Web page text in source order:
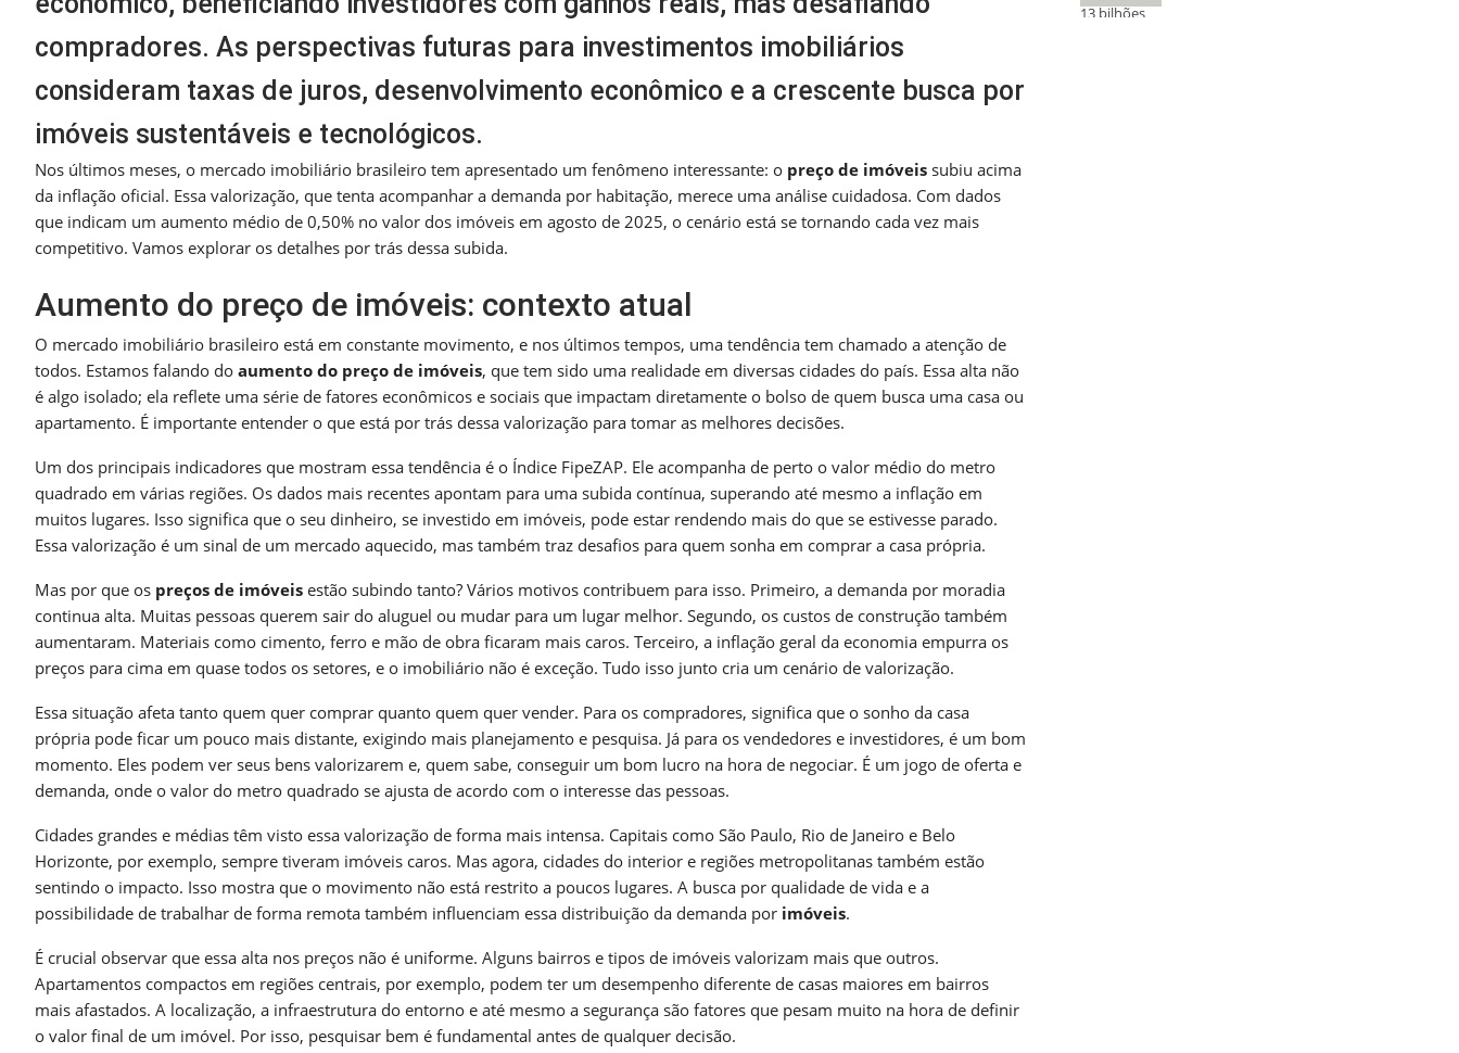
compradores. As perspectivas futuras para investimentos imobiliários
consideram taxas de juros, desenvolvimento econômico e a crescente busca por
imóveis sustentáveis e tecnológicos.
Nos últimos meses, o mercado imobiliário brasileiro tem apresentado um fenômeno interessante: o preço de imóveis subiu acima
da inflação oficial. Essa valorização, que tenta acompanhar a demanda por habitação, merece uma análise cuidadosa. Com dados
que indicam um aumento médio de 0,50% no valor dos imóveis em agosto de 2025, o cenário está se tornando cada vez mais
competitivo. Vamos explorar os detalhes por trás dessa subida.
Aumento do preço de imóveis: contexto atual
O mercado imobiliário brasileiro está em constante movimento, e nos últimos tempos, uma tendência tem chamado a atenção de
todos. Estamos falando do aumento do preço de imóveis, que tem sido uma realidade em diversas cidades do país. Essa alta não
é algo isolado; ela reflete uma série de fatores econômicos e sociais que impactam diretamente o bolso de quem busca uma casa ou
apartamento. É importante entender o que está por trás dessa valorização para tomar as melhores decisões.
Um dos principais indicadores que mostram essa tendência é o Índice FipeZAP. Ele acompanha de perto o valor médio do metro
quadrado em várias regiões. Os dados mais recentes apontam para uma subida contínua, superando até mesmo a inflação em
muitos lugares. Isso significa que o seu dinheiro, se investido em imóveis, pode estar rendendo mais do que se estivesse parado.
Essa valorização é um sinal de um mercado aquecido, mas também traz desafios para quem sonha em comprar a casa própria.
Mas por que os preços de imóveis estão subindo tanto? Vários motivos contribuem para isso. Primeiro, a demanda por moradia
continua alta. Muitas pessoas querem sair do aluguel ou mudar para um lugar melhor. Segundo, os custos de construção também
aumentaram. Materiais como cimento, ferro e mão de obra ficaram mais caros. Terceiro, a inflação geral da economia empurra os
preços para cima em quase todos os setores, e o imobiliário não é exceção. Tudo isso junto cria um cenário de valorização.
Essa situação afeta tanto quem quer comprar quanto quem quer vender. Para os compradores, significa que o sonho da casa
própria pode ficar um pouco mais distante, exigindo mais planejamento e pesquisa. Já para os vendedores e investidores, é um bom
momento. Eles podem ver seus bens valorizarem e, quem sabe, conseguir um bom lucro na hora de negociar. É um jogo de oferta e
demanda, onde o valor do metro quadrado se ajusta de acordo com o interesse das pessoas.
Cidades grandes e médias têm visto essa valorização de forma mais intensa. Capitais como São Paulo, Rio de Janeiro e Belo
Horizonte, por exemplo, sempre tiveram imóveis caros. Mas agora, cidades do interior e regiões metropolitanas também estão
sentindo o impacto. Isso mostra que o movimento não está restrito a poucos lugares. A busca por qualidade de vida e a
possibilidade de trabalhar de forma remota também influenciam essa distribuição da demanda por imóveis.
É crucial observar que essa alta nos preços não é uniforme. Alguns bairros e tipos de imóveis valorizam mais que outros.
Apartamentos compactos em regiões centrais, por exemplo, podem ter um desempenho diferente de casas maiores em bairros
mais afastados. A localização, a infraestrutura do entorno e até mesmo a segurança são fatores que pesam muito na hora de definir
o valor final de um imóvel. Por isso, pesquisar bem é fundamental antes de qualquer decisão.